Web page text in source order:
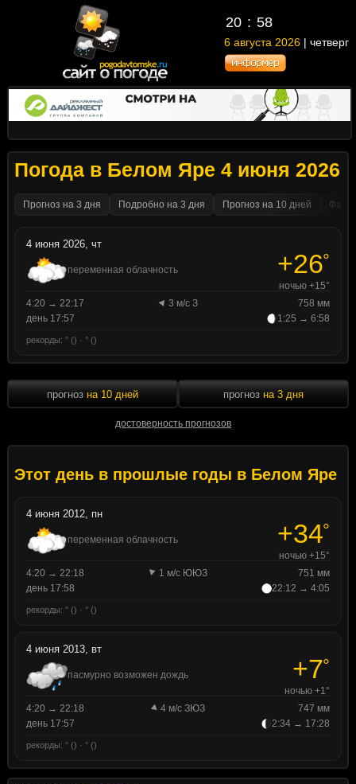
20 58
6 августа 2026 | четверг
Погода в Белом Яре 4 июня 2026
Прогноз на 3 дня Подробно на 3 дня Прогноз на 10 дней
4 июня 2026, чт
переменная облачность +26°
ночью +15°
4:20 → 22:17
3 м/с З
758 мм
день 17:57
1:25 → 6:58
рекорды: ° () · ° ()
прогноз на 10 дней
достоверность прогнозов
прогноз на 3 дня
Этот день в прошлые годы в Белом Яре
4 июня 2012, пн
переменная облачность +34°
ночью +15°
4:20 → 22:18
1 м/с ЮЮЗ
751 мм
день 17:58
22:12 → 4:05
рекорды: ° () · ° ()
4 июня 2013, вт
пасмурно возможен дождь +7°
ночью +1°
4:20 → 22:18
4 м/с ЗЮЗ
747 мм
день 17:57
2:34 → 17:28
рекорды: ° () · ° ()